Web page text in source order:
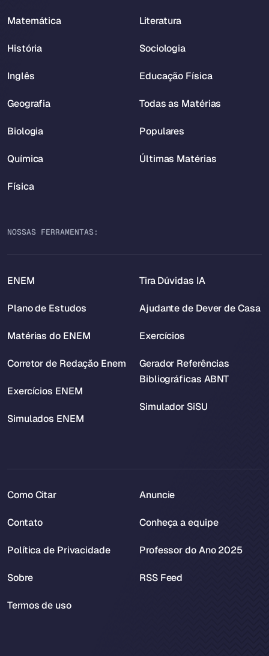
Matemática
História
Inglês
Geografia
Biologia
Química
Física
Literatura
Sociologia
Educação Física
Todas as Matérias
Populares
Últimas Matérias
NOSSAS FERRAMENTAS:
ENEM
Plano de Estudos
Matérias do ENEM
Corretor de Redação Enem
Exercícios ENEM
Simulados ENEM
Tira Dúvidas IA
Ajudante de Dever de Casa
Exercícios
Gerador Referências
Bibliográficas ABNT
Simulador SiSU
Como Citar
Contato
Política de Privacidade
Sobre
Termos de uso
Anuncie
Conheça a equipe
Professor do Ano 2025
RSS Feed